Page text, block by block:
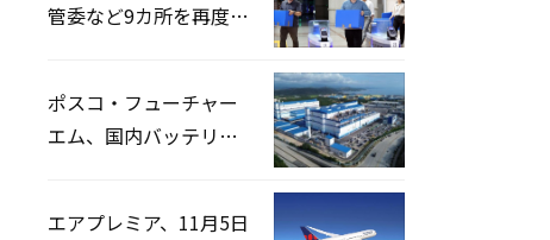
管委など9カ所を再度家
ポスコ・フューチャー
エム、国内バッテリー
エアプレミア、11月5日